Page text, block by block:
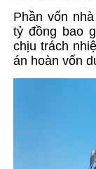
Phần vốn
tỷ đồng bao
chịu trách
án hoàn vốn